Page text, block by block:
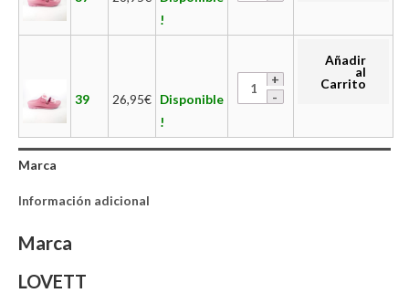
!
39 26,95€ Disponible
!
Añadir
al
Carrito
Marca
Información adicional
Marca
LOVETT